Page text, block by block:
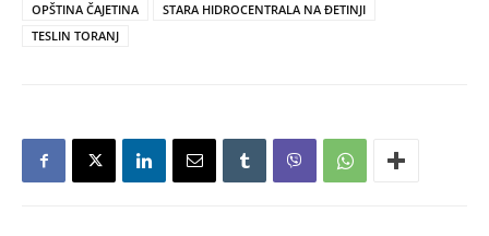
OPŠTINA ČAJETINA
STARA HIDROCENTRALA NA ĐETINJI
TESLIN TORANJ